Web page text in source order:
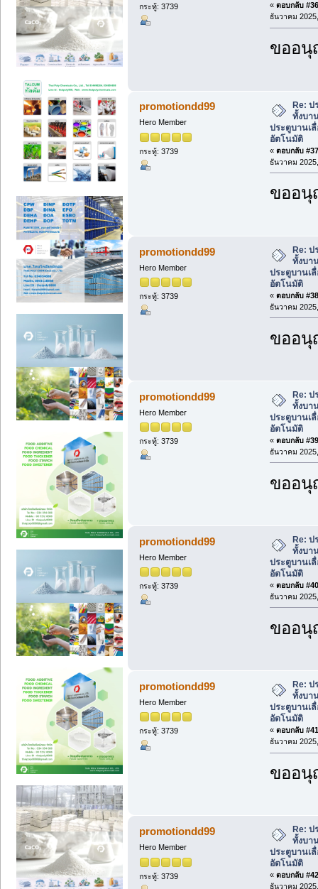
กระทู้: 3739 « ตอบกลับ
ธันวาคม
ขออ
promotiondd99
Hero Member
กระทู้: 3739
Re: ป
ทั้งบา
ประตูบานเ
อัตโนมัติ
« ตอบกลับ
ธันวาคม
ขออ
promotiondd99
Hero Member
กระทู้: 3739
Re: ป
ทั้งบา
ประตูบานเ
อัตโนมัติ
« ตอบกลับ
ธันวาคม
ขออ
promotiondd99
Hero Member
กระทู้: 3739
Re: ป
ทั้งบา
ประตูบานเ
อัตโนมัติ
« ตอบกลับ
ธันวาคม
ขออ
promotiondd99
Hero Member
กระทู้: 3739
Re: ป
ทั้งบา
ประตูบานเ
อัตโนมัติ
« ตอบกลับ
ธันวาคม
ขออ
promotiondd99
Hero Member
กระทู้: 3739
Re: ป
ทั้งบา
ประตูบานเ
อัตโนมัติ
« ตอบกลับ
ธันวาคม
ขออ
promotiondd99
Hero Member
กระทู้: 3739
Re: ป
ทั้งบา
ประตูบานเ
อัตโนมัติ
« ตอบกลับ
ธันวาคม